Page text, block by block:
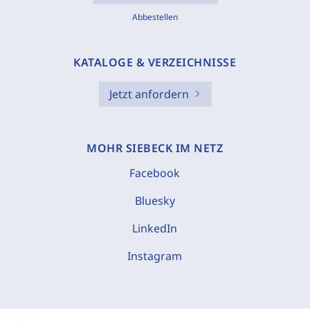
Abbestellen
KATALOGE & VERZEICHNISSE
Jetzt anfordern
MOHR SIEBECK IM NETZ
Facebook
Bluesky
LinkedIn
Instagram